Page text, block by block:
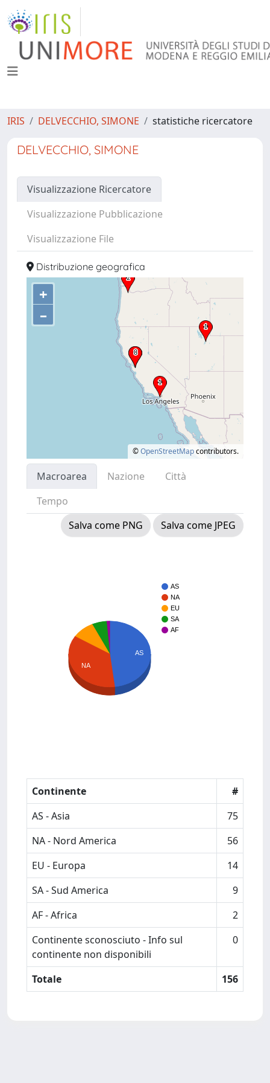
IRIS DELVECCHIO, SIMONE statistiche ricercatore
DELVECCHIO, SIMONE
Visualizzazione Ricercatore
Visualizzazione Pubblicazione
Visualizzazione File
Distribuzione geografica
+
–
©OpenStreetMapcontributors.
Macroarea Nazione
Città
Tempo
Salva come PNG
Salva come JPEG
AS
NA
EU
SA
AF
AS
NA
Continente
#
AS - Asia
75
NA - Nord America
56
EU - Europa
14
SA - Sud America
9
AF - Africa
2
Continente sconosciuto - Info sul
continente non disponibili
0
Totale 156